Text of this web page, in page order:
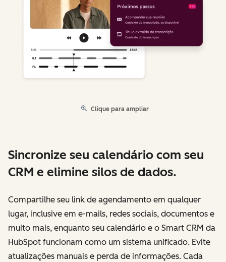
Clique para ampliar
Sincronize seu calendário com seu
CRM e elimine silos de dados.
Compartilhe seu link de agendamento em qualquer
lugar, inclusive em e-mails, redes sociais, documentos e
muito mais, enquanto seu calendário e o Smart CRM da
HubSpot funcionam como um sistema unificado. Evite
atualizações manuais e perda de informações. Cada